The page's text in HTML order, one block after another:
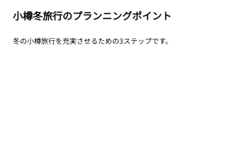
小樽冬旅行のプランニングポイント
冬の小樽旅行を充実させるための3ステップです。